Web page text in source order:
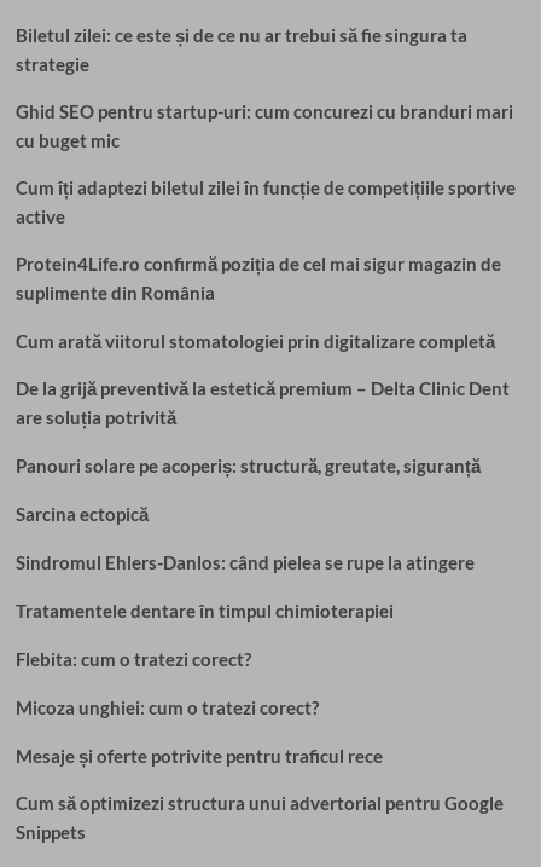
Biletul zilei: ce este și de ce nu ar trebui să fie singura ta
strategie
Ghid SEO pentru startup-uri: cum concurezi cu branduri mari
cu buget mic
Cum îți adaptezi biletul zilei în funcție de competițiile sportive
active
Protein4Life.ro confirmă poziția de cel mai sigur magazin de
suplimente din România
Cum arată viitorul stomatologiei prin digitalizare completă
De la grijă preventivă la estetică premium – Delta Clinic Dent
are soluția potrivită
Panouri solare pe acoperiș: structură, greutate, siguranță
Sarcina ectopică
Sindromul Ehlers-Danlos: când pielea se rupe la atingere
Tratamentele dentare în timpul chimioterapiei
Flebita: cum o tratezi corect?
Micoza unghiei: cum o tratezi corect?
Mesaje și oferte potrivite pentru traficul rece
Cum să optimizezi structura unui advertorial pentru Google
Snippets